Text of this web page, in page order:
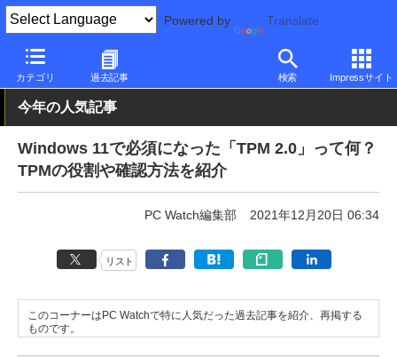
Powered by Translate
カテゴリ 過去記事 検索 Impressサイト
PC Watch ソフトウェア/アプリ 新バージョン
今年の人気記事
Windows 11で必須になった「TPM 2.0」って何？
TPMの役割や確認方法を紹介
PC Watch編集部 2021年12月20日 06:34
リスト
このコーナーはPC Watchで特に人気だった過去記事を紹介、再掲する
ものです。